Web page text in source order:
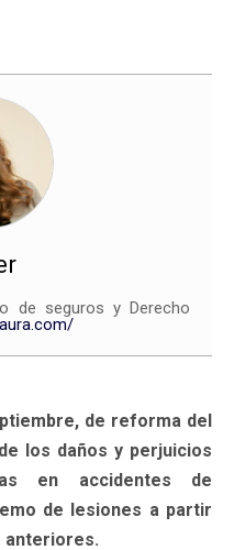
de seguros y Derecho
de reforma del
los daños y perjuicios
en accidentes de
de lesiones a partir
anteriores.